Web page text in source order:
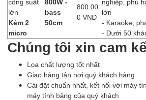
lớn
Kèm 2
micro
bass
50cm
800.00
0 VNĐ
lớn
- Karaoke,
- Dưới 50
Chúng tôi xin cam
Loa chất lượng tốt nhất
Giao hàng tận nơi quý khách hàng
Cài đặt chuẩn nhất, kết nối với máy
máy tính bảng của quý khách